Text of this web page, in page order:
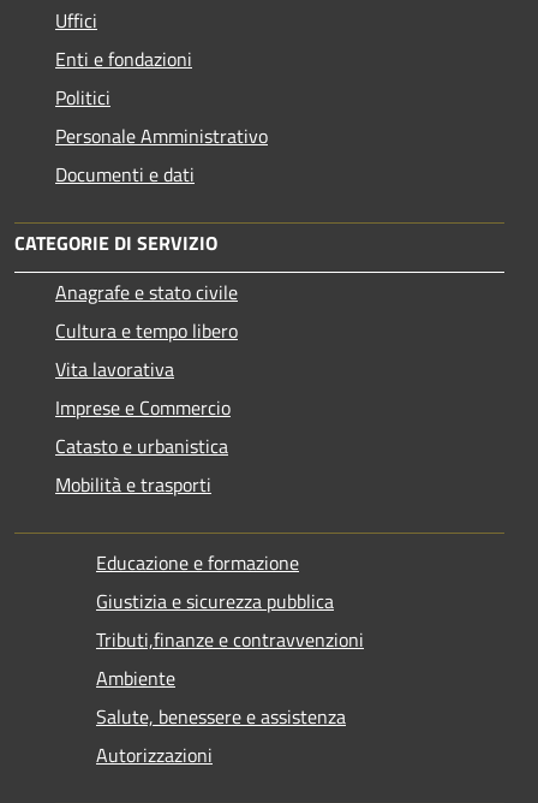
Uffici
Enti e fondazioni
Politici
Personale Amministrativo
Documenti e dati
CATEGORIE DI SERVIZIO
Anagrafe e stato civile
Cultura e tempo libero
Vita lavorativa
Imprese e Commercio
Catasto e urbanistica
Mobilità e trasporti
Educazione e formazione
Giustizia e sicurezza pubblica
Tributi,finanze e contravvenzioni
Ambiente
Salute, benessere e assistenza
Autorizzazioni